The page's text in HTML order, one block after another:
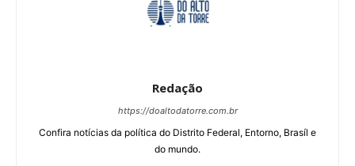
Redação
https://doaltodatorre.com.br
Confira notícias da política do Distrito Federal, Entorno, Brasíl e
do mundo.